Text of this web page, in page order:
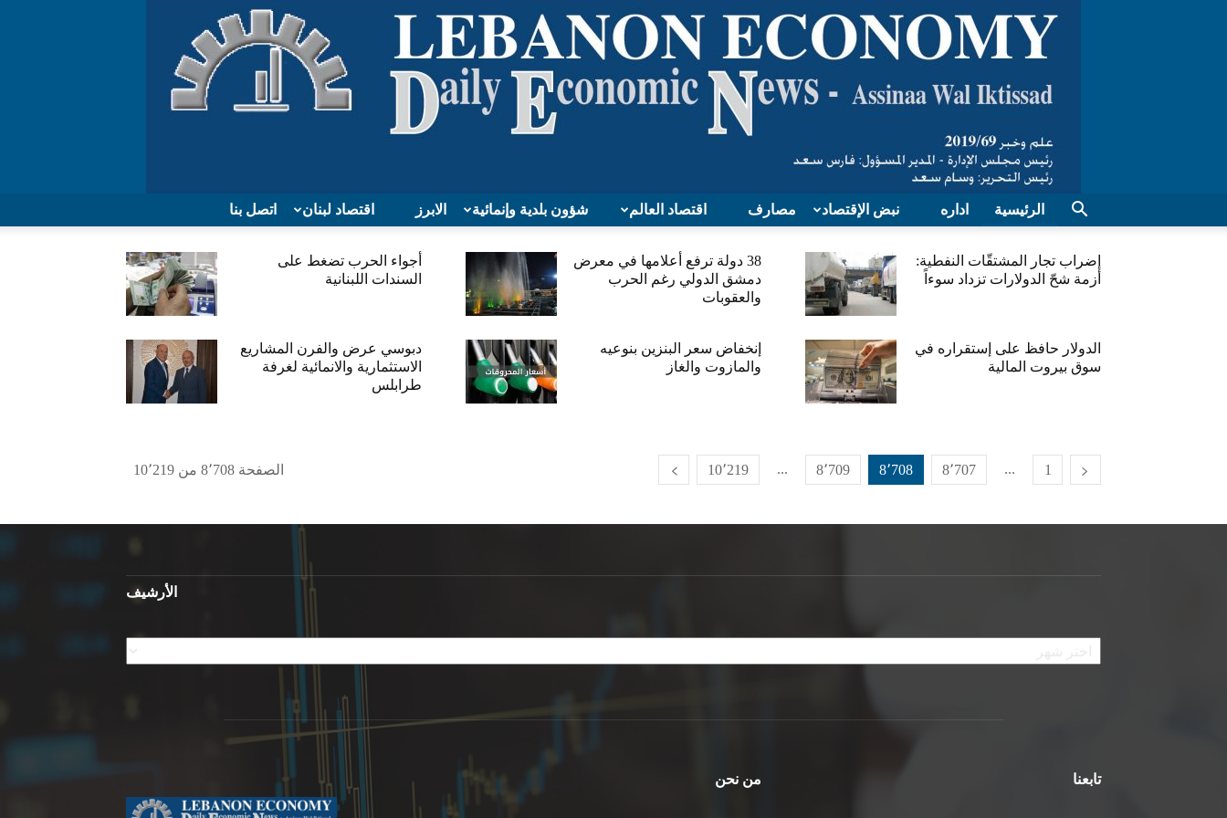
Economy
اتصل بنا اقتصاد لبنان الابرز شؤون بلدية وإنمائية اقتصاد العالم مصارف نبض الإقتصاد اداره الرئيسية
أجواء الحرب تضغط على
السندات اللبنانية
38 دولة ترفع أعلامها في معرض
دمشق الدولي رغم الحرب
والعقوبات
إضراب تجار المشتقّات النفطية:
أزمة شحّ الدولارات تزداد سوءاً
دبوسي عرض والفرن المشاريع
الاستثمارية والانمائية لغرفة
طرابلس
إنخفاض سعر البنزين بنوعيه
والمازوت والغاز
الدولار حافظ على إستقراره في
سوق بيروت المالية
1
... 8٬707 8٬708 8٬709 ... 10٬219 الصفحة 8٬708 من 10٬219
الأرشيف
الأرشيف
من نحن تابعنا